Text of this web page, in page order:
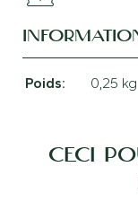
Poids 0,25 kg
CECI